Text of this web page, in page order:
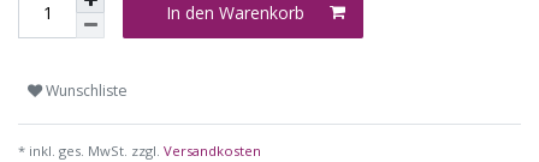
In den Warenkorb
Wunschliste
* inkl. ges. MwSt. zzgl. Versandkosten